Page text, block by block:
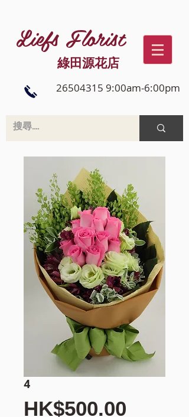
Liefs Florist
綠田源花店
26504315 9:00am-6:00pm
4
HK$500.00